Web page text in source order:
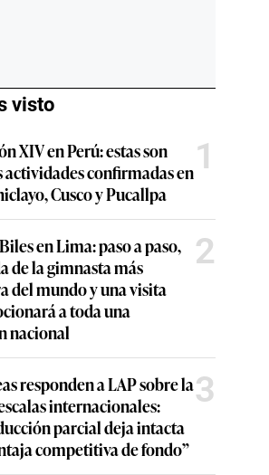
visto
XIV en Perú: estas son
actividades confirmadas en
Cusco y Pucallpa
1
en Lima: paso a paso,
de la gimnasta más
del mundo y una visita
a toda una
nacional
2
responden a LAP sobre la
internacionales:
parcial deja intacta
competitiva de fondo”
3